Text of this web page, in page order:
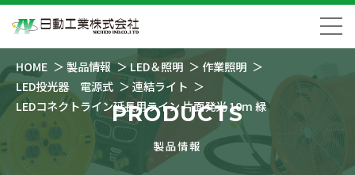
HOME 製品情報 LED＆照明
作業照明
LED投光器 電源式
連結ライト
LEDコネクトライン延長用ライン 片面発光 10m 緑
PRODUCTS
製品情報